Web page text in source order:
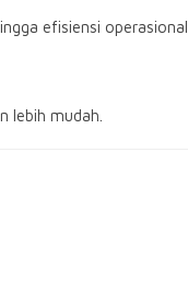
efisiensi operasional.
lebih mudah.